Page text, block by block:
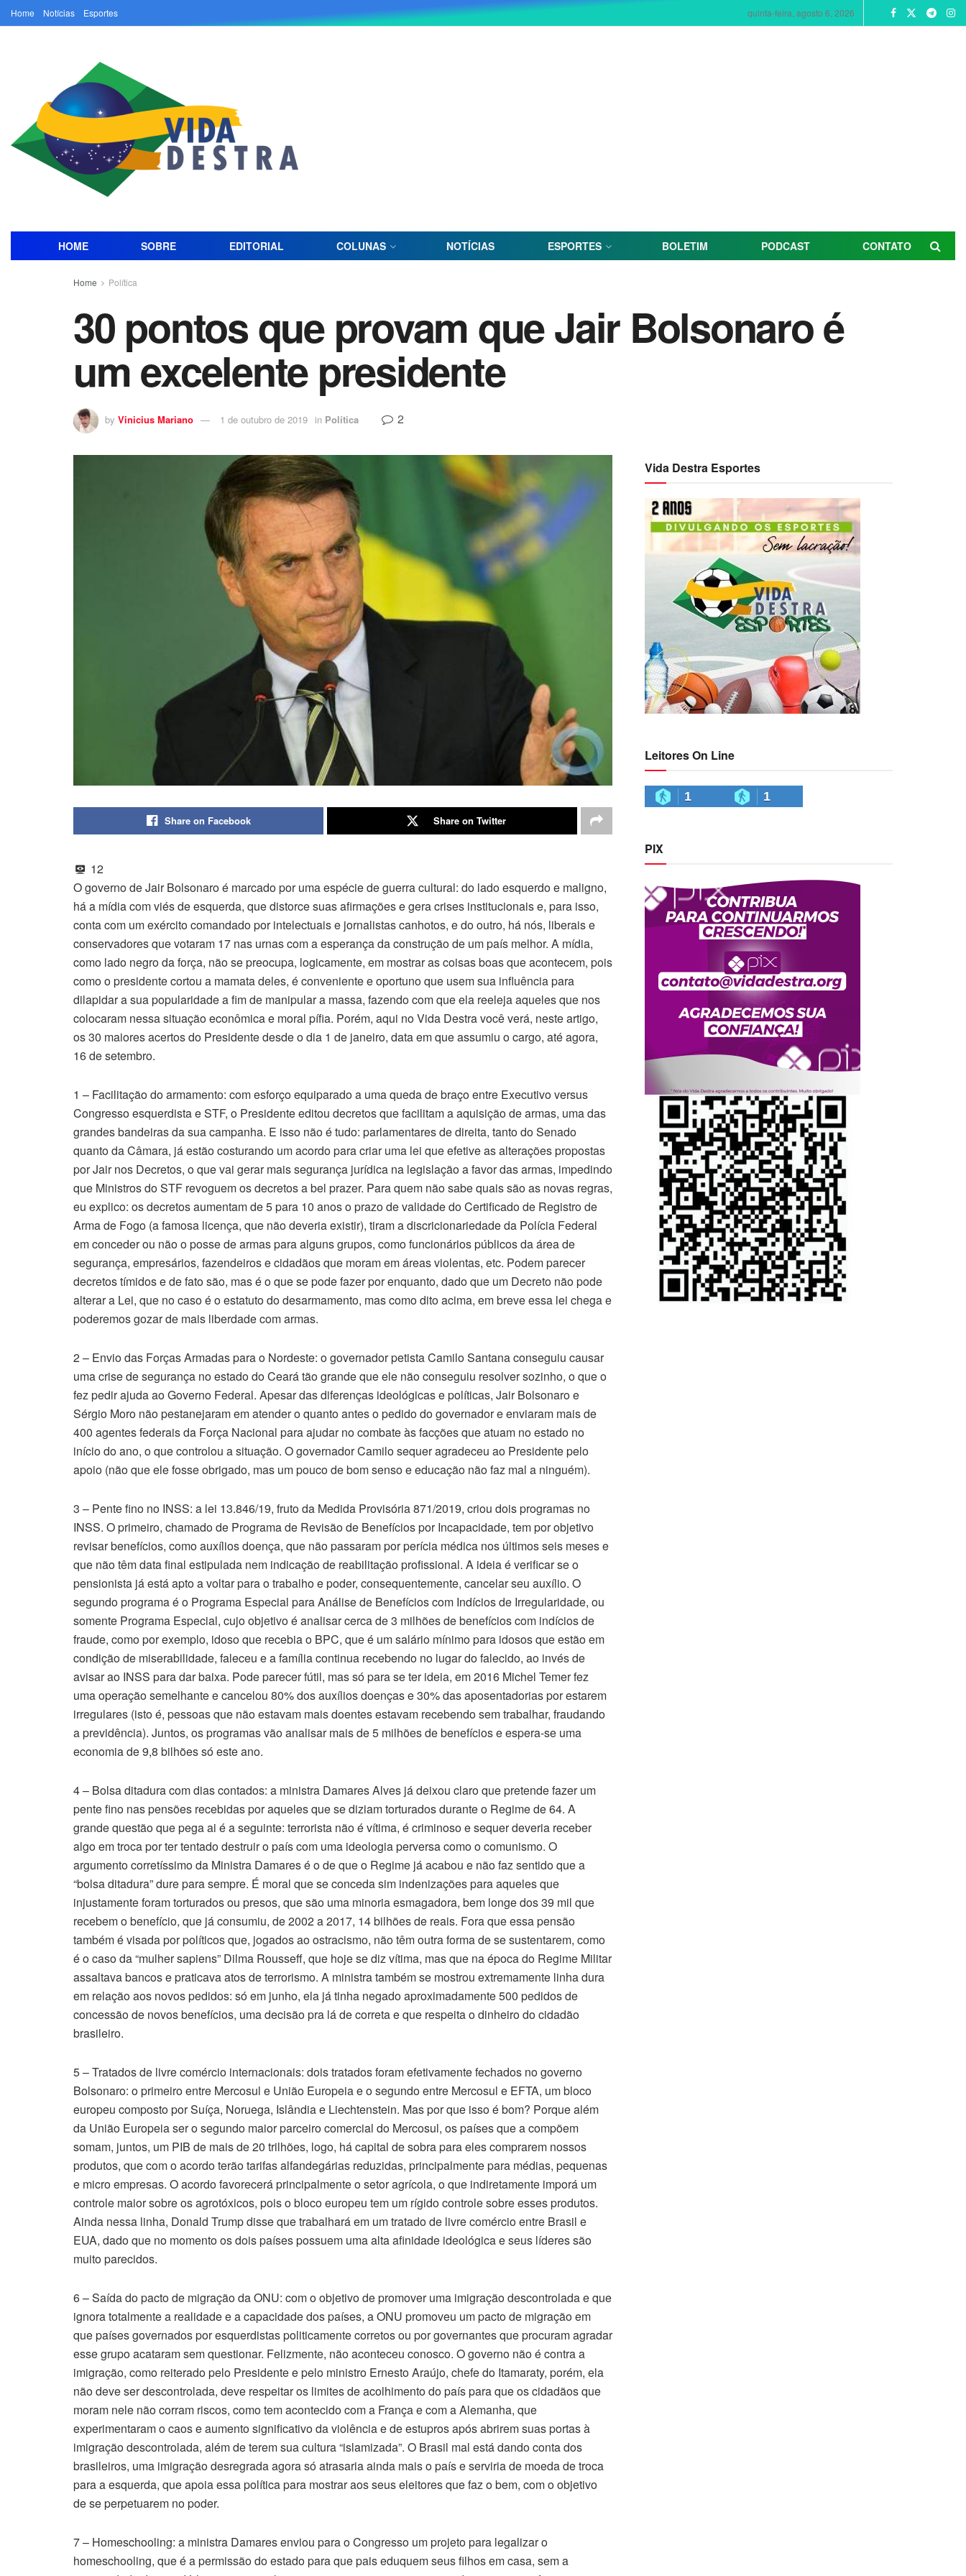
Home Notícias Esportes quinta-feira, agosto 6, 2026
HOME SOBRE EDITORIAL COLUNAS NOTÍCIAS ESPORTES BOLETIM PODCAST CONTATO
Home Política
30 pontos que provam que Jair Bolsonaro é
um excelente presidente
by Vinicius Mariano 1 de outubro de 2019 in Política 2
Share on Facebook Share on Twitter
12
O governo de Jair Bolsonaro é marcado por uma espécie de guerra cultural: do lado esquerdo e maligno,
há a mídia com viés de esquerda, que distorce suas afirmações e gera crises institucionais e, para isso,
conta com um exército comandado por intelectuais e jornalistas canhotos, e do outro, há nós, liberais e
conservadores que votaram 17 nas urnas com a esperança da construção de um país melhor. A mídia,
como lado negro da força, não se preocupa, logicamente, em mostrar as coisas boas que acontecem, pois
como o presidente cortou a mamata deles, é conveniente e oportuno que usem sua influência para
dilapidar a sua popularidade a fim de manipular a massa, fazendo com que ela reeleja aqueles que nos
colocaram nessa situação econômica e moral pífia. Porém, aqui no Vida Destra você verá, neste artigo,
os 30 maiores acertos do Presidente desde o dia 1 de janeiro, data em que assumiu o cargo, até agora,
16 de setembro.
1 – Facilitação do armamento: com esforço equiparado a uma queda de braço entre Executivo versus
Congresso esquerdista e STF, o Presidente editou decretos que facilitam a aquisição de armas, uma das
grandes bandeiras da sua campanha. E isso não é tudo: parlamentares de direita, tanto do Senado
quanto da Câmara, já estão costurando um acordo para criar uma lei que efetive as alterações propostas
por Jair nos Decretos, o que vai gerar mais segurança jurídica na legislação a favor das armas, impedindo
que Ministros do STF revoguem os decretos a bel prazer. Para quem não sabe quais são as novas regras,
eu explico: os decretos aumentam de 5 para 10 anos o prazo de validade do Certificado de Registro de
Arma de Fogo (a famosa licença, que não deveria existir), tiram a discricionariedade da Polícia Federal
em conceder ou não o posse de armas para alguns grupos, como funcionários públicos da área de
segurança, empresários, fazendeiros e cidadãos que moram em áreas violentas, etc. Podem parecer
decretos tímidos e de fato são, mas é o que se pode fazer por enquanto, dado que um Decreto não pode
alterar a Lei, que no caso é o estatuto do desarmamento, mas como dito acima, em breve essa lei chega e
poderemos gozar de mais liberdade com armas.
2 – Envio das Forças Armadas para o Nordeste: o governador petista Camilo Santana conseguiu causar
uma crise de segurança no estado do Ceará tão grande que ele não conseguiu resolver sozinho, o que o
fez pedir ajuda ao Governo Federal. Apesar das diferenças ideológicas e políticas, Jair Bolsonaro e
Sérgio Moro não pestanejaram em atender o quanto antes o pedido do governador e enviaram mais de
400 agentes federais da Força Nacional para ajudar no combate às facções que atuam no estado no
início do ano, o que controlou a situação. O governador Camilo sequer agradeceu ao Presidente pelo
apoio (não que ele fosse obrigado, mas um pouco de bom senso e educação não faz mal a ninguém).
3 – Pente fino no INSS: a lei 13.846/19, fruto da Medida Provisória 871/2019, criou dois programas no
INSS. O primeiro, chamado de Programa de Revisão de Benefícios por Incapacidade, tem por objetivo
revisar benefícios, como auxílios doença, que não passaram por perícia médica nos últimos seis meses e
que não têm data final estipulada nem indicação de reabilitação profissional. A ideia é verificar se o
pensionista já está apto a voltar para o trabalho e poder, consequentemente, cancelar seu auxílio. O
segundo programa é o Programa Especial para Análise de Benefícios com Indícios de Irregularidade, ou
somente Programa Especial, cujo objetivo é analisar cerca de 3 milhões de benefícios com indícios de
fraude, como por exemplo, idoso que recebia o BPC, que é um salário mínimo para idosos que estão em
condição de miserabilidade, faleceu e a família continua recebendo no lugar do falecido, ao invés de
avisar ao INSS para dar baixa. Pode parecer fútil, mas só para se ter ideia, em 2016 Michel Temer fez
uma operação semelhante e cancelou 80% dos auxílios doenças e 30% das aposentadorias por estarem
irregulares (isto é, pessoas que não estavam mais doentes estavam recebendo sem trabalhar, fraudando
a previdência). Juntos, os programas vão analisar mais de 5 milhões de benefícios e espera-se uma
economia de 9,8 bilhões só este ano.
4 – Bolsa ditadura com dias contados: a ministra Damares Alves já deixou claro que pretende fazer um
pente fino nas pensões recebidas por aqueles que se diziam torturados durante o Regime de 64. A
grande questão que pega ai é a seguinte: terrorista não é vítima, é criminoso e sequer deveria receber
algo em troca por ter tentado destruir o país com uma ideologia perversa como o comunismo. O
argumento corretíssimo da Ministra Damares é o de que o Regime já acabou e não faz sentido que a
“bolsa ditadura” dure para sempre. É moral que se conceda sim indenizações para aqueles que
injustamente foram torturados ou presos, que são uma minoria esmagadora, bem longe dos 39 mil que
recebem o benefício, que já consumiu, de 2002 a 2017, 14 bilhões de reais. Fora que essa pensão
também é visada por políticos que, jogados ao ostracismo, não têm outra forma de se sustentarem, como
é o caso da “mulher sapiens” Dilma Rousseff, que hoje se diz vítima, mas que na época do Regime Militar
assaltava bancos e praticava atos de terrorismo. A ministra também se mostrou extremamente linha dura
em relação aos novos pedidos: só em junho, ela já tinha negado aproximadamente 500 pedidos de
concessão de novos benefícios, uma decisão pra lá de correta e que respeita o dinheiro do cidadão
brasileiro.
5 – Tratados de livre comércio internacionais: dois tratados foram efetivamente fechados no governo
Bolsonaro: o primeiro entre Mercosul e União Europeia e o segundo entre Mercosul e EFTA, um bloco
europeu composto por Suíça, Noruega, Islândia e Liechtenstein. Mas por que isso é bom? Porque além
da União Europeia ser o segundo maior parceiro comercial do Mercosul, os países que a compõem
somam, juntos, um PIB de mais de 20 trilhões, logo, há capital de sobra para eles comprarem nossos
produtos, que com o acordo terão tarifas alfandegárias reduzidas, principalmente para médias, pequenas
e micro empresas. O acordo favorecerá principalmente o setor agrícola, o que indiretamente imporá um
controle maior sobre os agrotóxicos, pois o bloco europeu tem um rígido controle sobre esses produtos.
Ainda nessa linha, Donald Trump disse que trabalhará em um tratado de livre comércio entre Brasil e
EUA, dado que no momento os dois países possuem uma alta afinidade ideológica e seus líderes são
muito parecidos.
6 – Saída do pacto de migração da ONU: com o objetivo de promover uma imigração descontrolada e que
ignora totalmente a realidade e a capacidade dos países, a ONU promoveu um pacto de migração em
que países governados por esquerdistas politicamente corretos ou por governantes que procuram agradar
esse grupo acataram sem questionar. Felizmente, não aconteceu conosco. O governo não é contra a
imigração, como reiterado pelo Presidente e pelo ministro Ernesto Araújo, chefe do Itamaraty, porém, ela
não deve ser descontrolada, deve respeitar os limites de acolhimento do país para que os cidadãos que
moram nele não corram riscos, como tem acontecido com a França e com a Alemanha, que
experimentaram o caos e aumento significativo da violência e de estupros após abrirem suas portas à
imigração descontrolada, além de terem sua cultura “islamizada”. O Brasil mal está dando conta dos
brasileiros, uma imigração desregrada agora só atrasaria ainda mais o país e serviria de moeda de troca
para a esquerda, que apoia essa política para mostrar aos seus eleitores que faz o bem, com o objetivo
de se perpetuarem no poder.
7 – Homeschooling: a ministra Damares enviou para o Congresso um projeto para legalizar o
homeschooling, que é a permissão do estado para que pais eduquem seus filhos em casa, sem a
Vida Destra Esportes
Leitores On Line
1 1
PIX